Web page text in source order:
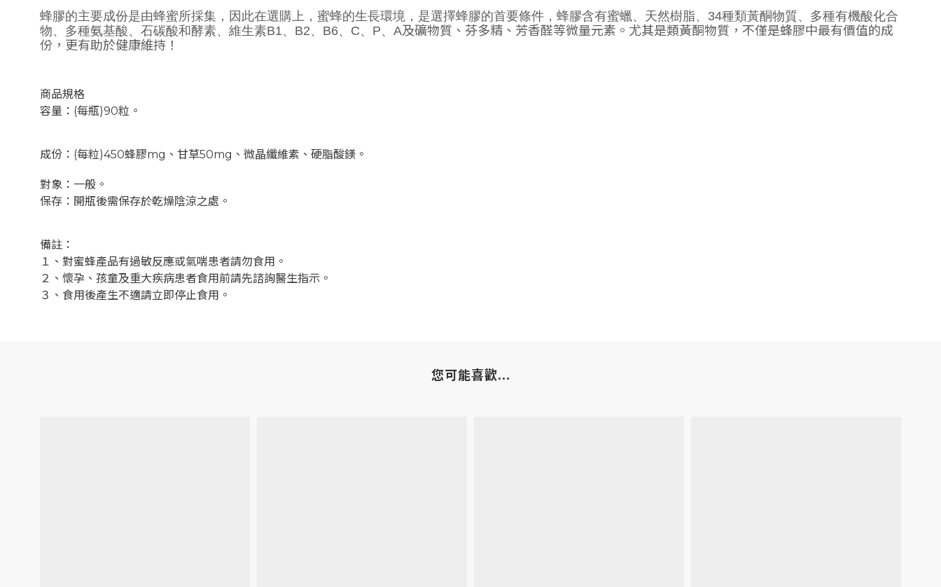
蜂膠的主要成份是由蜂蜜所採集，因此在選購上，蜜蜂的生長環境，是選擇蜂膠的首要條件，蜂膠含有蜜蠟、天然樹脂、 34種類黃酮物質、多種有機酸化合
物、多種氨基酸、石碳酸和酵素、維生素B1、 B2、 B6、 C、 P、 A及礦物質、芬多精、芳香醛等微量元素。尤其是類黃酮物質，不僅是蜂膠中最有價值的成
份，更有助於健康維持！
商品規格
容量：(每瓶)90粒。
成份：(每粒)450蜂膠mg、甘草50mg、微晶纖維素、硬脂酸鎂。
對象：一般。
保存：開瓶後需保存於乾燥陰涼之處。
備註：
１、對蜜蜂產品有過敏反應或氣喘患者請勿食用。
２、懷孕、孩童及重大疾病患者食用前請先諮詢醫生指示。
３、食用後產生不適請立即停止食用。
您可能喜歡...